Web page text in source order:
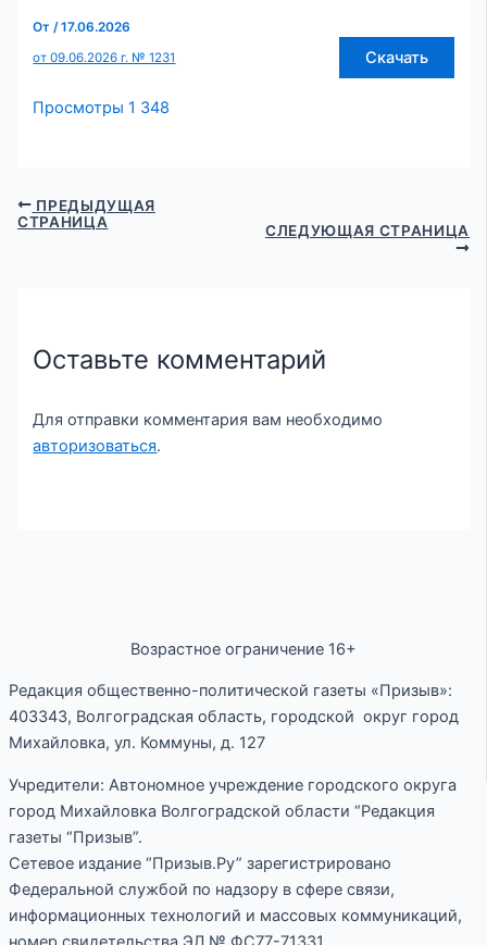
От/17.06.2026
от 09.06.2026 г. № 1231
Скачать
Просмотры 1 348
ПРЕДЫДУЩАЯ
СТРАНИЦА
СЛЕДУЮЩАЯ СТРАНИЦА
Оставьте комментарий
Для отправки комментария вам необходимо
авторизоваться.
Возрастное ограничение 16+
Редакция общественно-политической газеты «Призыв»:
403343, Волгоградская область, городской округ город
Михайловка, ул. Коммуны, д. 127
Учредители: Автономное учреждение городского округа
город Михайловка Волгоградской области “Редакция
газеты “Призыв”.
Сетевое издание “Призыв.Ру” зарегистрировано
Федеральной службой по надзору в сфере связи,
информационных технологий и массовых коммуникаций,